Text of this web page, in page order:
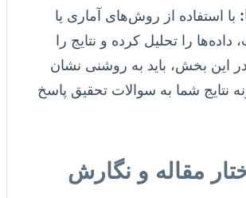
با استفاده از روش‌های آماری یا
را تحلیل کرده و نتایج را
این بخش، باید به روشنی نشان
نتایج شما به سوالات تحقیق پاسخ
مقاله و نگارش